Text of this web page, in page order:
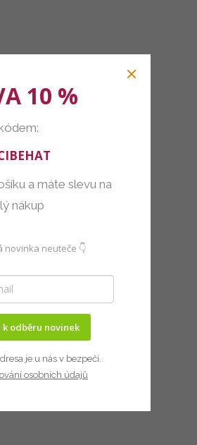
10 %
a máte slevu na
nákup
novinka neuteče 👇
k odběru novinek
je u nás v bezpečí.
osobních údajů